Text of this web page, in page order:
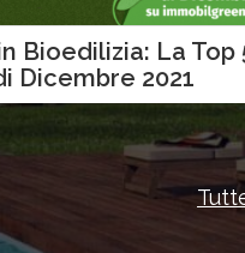
Bioedilizia: La Top
Dicembre 2021